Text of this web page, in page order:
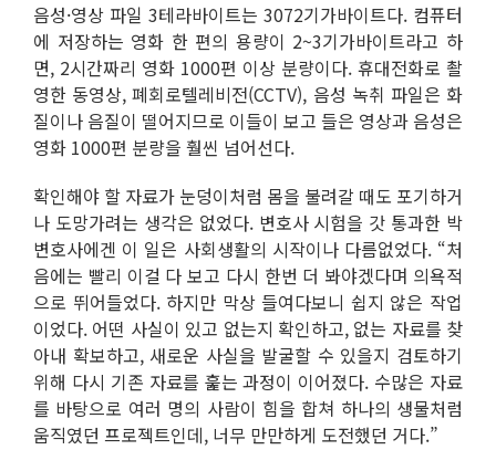
음성·영상 파일 3테라바이트는 3072기가바이트다. 컴퓨터
에 저장하는 영화 한 편의 용량이 2~3기가바이트라고 하
면, 2시간짜리 영화 1000편 이상 분량이다. 휴대전화로 촬
영한 동영상, 폐회로텔레비전(CCTV), 음성 녹취 파일은 화
질이나 음질이 떨어지므로 이들이 보고 들은 영상과 음성은
영화 1000편 분량을 훨씬 넘어선다.
확인해야 할 자료가 눈덩이처럼 몸을 불려갈 때도 포기하거
나 도망가려는 생각은 없었다. 변호사 시험을 갓 통과한 박
변호사에겐 이 일은 사회생활의 시작이나 다름없었다. “처
음에는 빨리 이걸 다 보고 다시 한번 더 봐야겠다며 의욕적
으로 뛰어들었다. 하지만 막상 들여다보니 쉽지 않은 작업
이었다. 어떤 사실이 있고 없는지 확인하고, 없는 자료를 찾
아내 확보하고, 새로운 사실을 발굴할 수 있을지 검토하기
위해 다시 기존 자료를 훑는 과정이 이어졌다. 수많은 자료
를 바탕으로 여러 명의 사람이 힘을 합쳐 하나의 생물처럼
움직였던 프로젝트인데, 너무 만만하게 도전했던 거다.”